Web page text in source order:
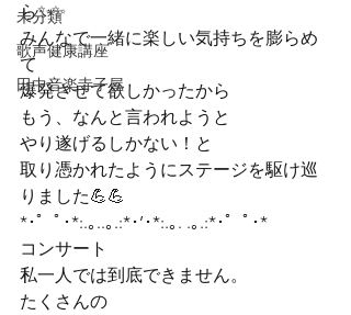
未分類
歌声健康講座
田中音楽寺子屋
ら✨✨
みんなで一緒に楽しい気持ちを膨らめ
て
爆発させて欲しかったから
もう、なんと言われようと
やり遂げるしかない！と
取り憑かれたようにステージを駆け巡
りました💪💪
*･゜ﾟ･*:.｡..｡.:*･’･*:.｡. .｡.:*･゜ﾟ･*
コンサート
私一人では到底できません。
たくさんの